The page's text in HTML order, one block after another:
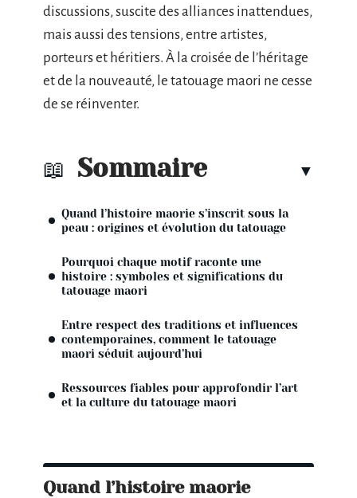
discussions, suscite des alliances inattendues,
mais aussi des tensions, entre artistes,
porteurs et héritiers. À la croisée de l’héritage
et de la nouveauté, le tatouage maori ne cesse
de se réinventer.
Sommaire
Quand l’histoire maorie s’inscrit sous la
peau : origines et évolution du tatouage
Pourquoi chaque motif raconte une
histoire : symboles et significations du
tatouage maori
Entre respect des traditions et influences
contemporaines, comment le tatouage
maori séduit aujourd’hui
Ressources fiables pour approfondir l’art
et la culture du tatouage maori
Quand l’histoire maorie